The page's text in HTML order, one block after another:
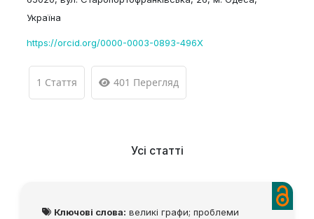
Україна
https://orcid.org/0000-0003-0893-496X
1 Стаття 401 Перегляд
Усі статті
Ключові слова: великі графи; проблеми